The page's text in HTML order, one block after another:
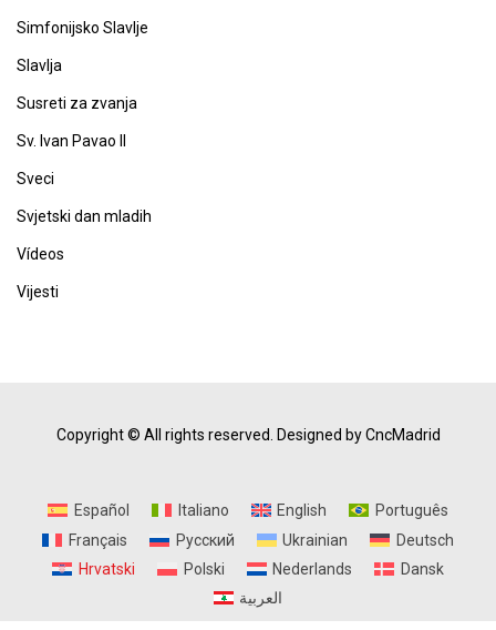
Simfonijsko Slavlje
Slavlja
Susreti za zvanja
Sv. Ivan Pavao II
Sveci
Svjetski dan mladih
Vídeos
Vijesti
Copyright © All rights reserved. Designed by CncMadrid
Español Italiano English
Português
Français
Русский Ukrainian
Deutsch
Hrvatski
Polski Nederlands
Dansk
العربية